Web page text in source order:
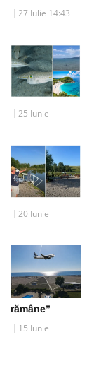
27 Iulie 14:43
25 Iunie
20 Iunie
rămâne”
15 Iunie